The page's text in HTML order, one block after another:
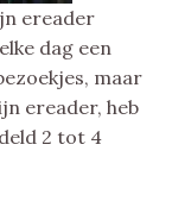
ereader
dag een
maar
ereader, heb
2 tot 4